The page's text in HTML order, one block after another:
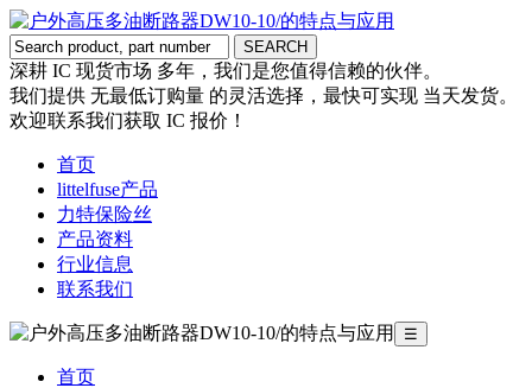
深耕 IC 现货市场 多年，我们是您值得信赖的伙伴。
我们提供 无最低订购量 的灵活选择，最快可实现 当天发货。
欢迎联系我们获取 IC 报价！
首页
littelfuse产品
力特保险丝
产品资料
行业信息
联系我们
☰
首页